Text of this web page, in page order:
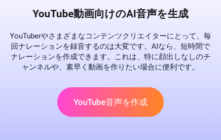
YouTube動画向けのAI音声を生成
YouTuberやさまざまなコンテンツクリエイターにとって、毎
回ナレーションを録音するのは大変です。AIなら、短時間で
ナレーションを作成できます。これは、特に顔出しなしのチ
ャンネルや、素早く動画を作りたい場合に便利です。
YouTube音声を作成